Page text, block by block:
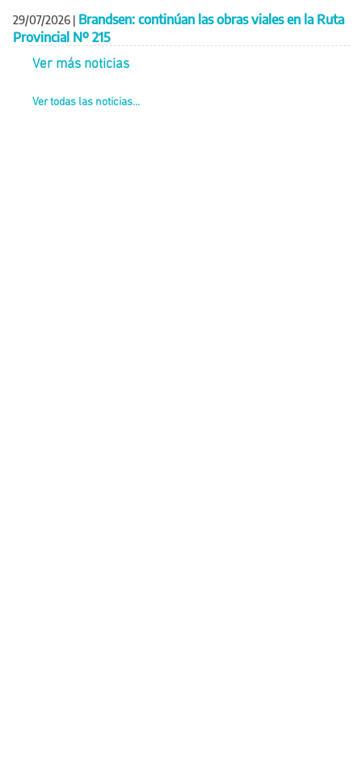
29/07/2026 | Brandsen: continúan las obras viales en la Ruta
Provincial Nº 215
Ver más noticias
Ver todas las noticias...